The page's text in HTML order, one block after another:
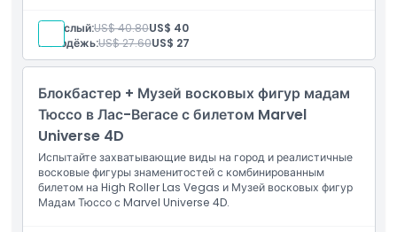
Политика в отношении детей и взрослых
Часы работы
Вещи, которые нужно знать
делая это обязательной развлечением в Лас-Вегасе.
Включено
1 билет на High Roller в любое время
Обслуживание англоговорящего персонала
Взрослый:US$ 40.80US$ 40
Молодёжь:US$ 27.60US$ 27
Блокбастер + Музей восковых фигур мадам
Тюссо в Лас-Вегасе с билетом Marvel
Universe 4D
Испытайте захватывающие виды на город и реалистичные
восковые фигуры знаменитостей с комбинированным
билетом на High Roller Las Vegas и Музей восковых фигур
Мадам Тюссо с Marvel Universe 4D.